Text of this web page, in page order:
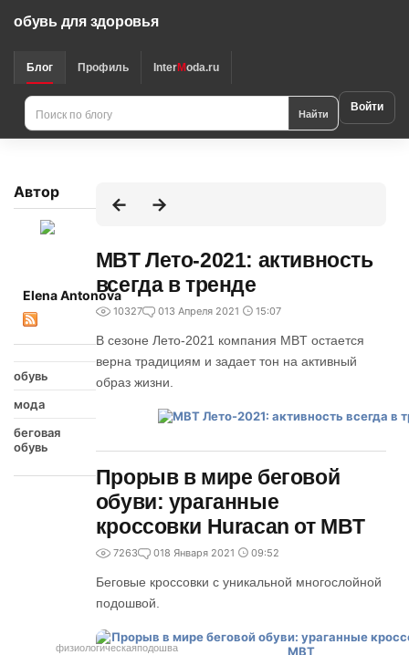
обувь для здоровья
Блог Профиль InterModa.ru
Найти Войти
Автор
Elena Antonova
обувь
мода
беговая
обувь
физиологическаяподошва
MBT Лето-2021: активность
всегда в тренде
10327 013 Апреля 2021 15:07
В сезоне Лето-2021 компания MBT остается
верна традициям и задает тон на активный
образ жизни.
Прорыв в мире беговой
обуви: ураганные
кроссовки Huracan от MBT
7263 018 Января 2021 09:52
Беговые кроссовки с уникальной многослойной
подошвой.